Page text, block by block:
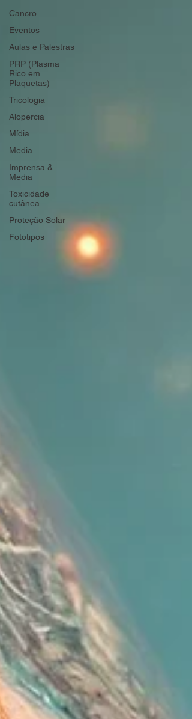
Cancro
Eventos
Aulas e Palestras
PRP (Plasma
Rico em
Plaquetas)
Tricologia
Alopercia
Mídia
Media
Imprensa &
Media
Toxicidade
cutânea
Proteção Solar
Fototipos